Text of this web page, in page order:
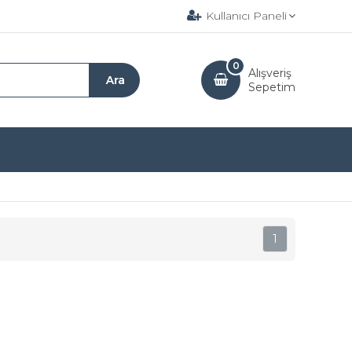
Kullanıcı Paneli
Alışveriş
Sepetim
0
1